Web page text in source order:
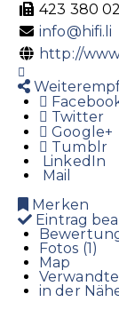
423 380 02
info@hifi.li
http://
Twitter
Google+
Tumblr
LinkedIn
Mail
Merken
Eintrag
Fotos (1)
Map
Verwandte
in der